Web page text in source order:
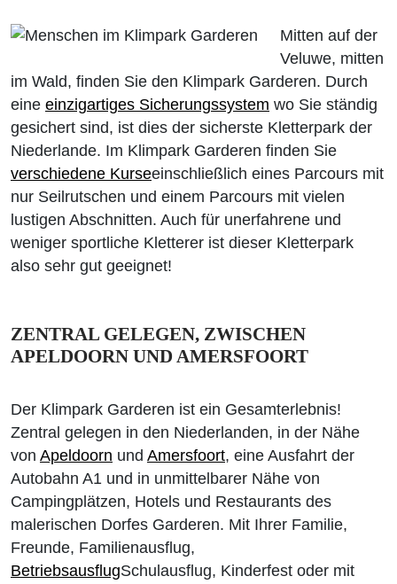
Mitten auf der
Veluwe, mitten
im Wald, finden Sie den Klimpark Garderen. Durch
eine einzigartiges Sicherungssystem wo Sie ständig
gesichert sind, ist dies der sicherste Kletterpark der
Niederlande. Im Klimpark Garderen finden Sie
verschiedene Kurseeinschließlich eines Parcours mit
nur Seilrutschen und einem Parcours mit vielen
lustigen Abschnitten. Auch für unerfahrene und
weniger sportliche Kletterer ist dieser Kletterpark
also sehr gut geeignet!
ZENTRAL GELEGEN, ZWISCHEN
APELDOORN UND AMERSFOORT
Der Klimpark Garderen ist ein Gesamterlebnis!
Zentral gelegen in den Niederlanden, in der Nähe
von Apeldoorn und Amersfoort, eine Ausfahrt der
Autobahn A1 und in unmittelbarer Nähe von
Campingplätzen, Hotels und Restaurants des
malerischen Dorfes Garderen. Mit Ihrer Familie,
Freunde, Familienausflug,
BetriebsausflugSchulausflug, Kinderfest oder mit